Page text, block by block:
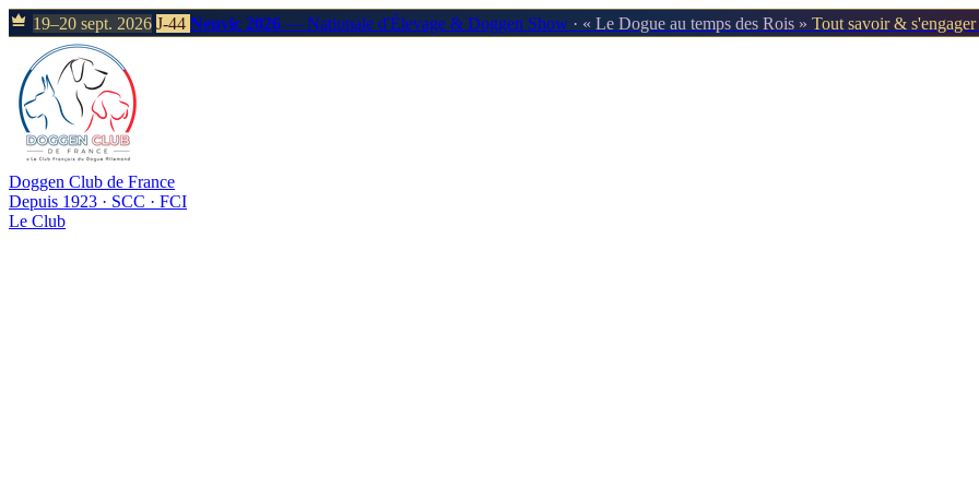
19–20 sept. 2026 J-44 Neuvic 2026 — Nationale d'Élevage & Doggen Show · « Le Dogue au temps des Rois » Tout savoir &
Doggen Club de France
Depuis 1923 · SCC · FCI
Le Club